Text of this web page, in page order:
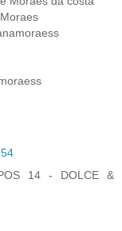
14 - DOLCE &